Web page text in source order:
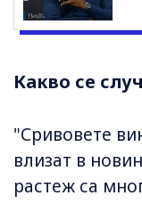
Какво се
"Сривовете
влизат в
растеж са